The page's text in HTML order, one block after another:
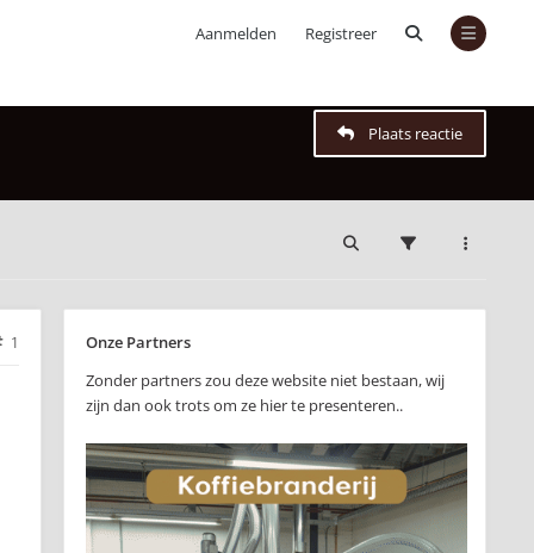
Aanmelden Registreer
Plaats reactie
1
Onze Partners
Zonder partners zou deze website niet bestaan, wij
zijn dan ook trots om ze hier te presenteren..